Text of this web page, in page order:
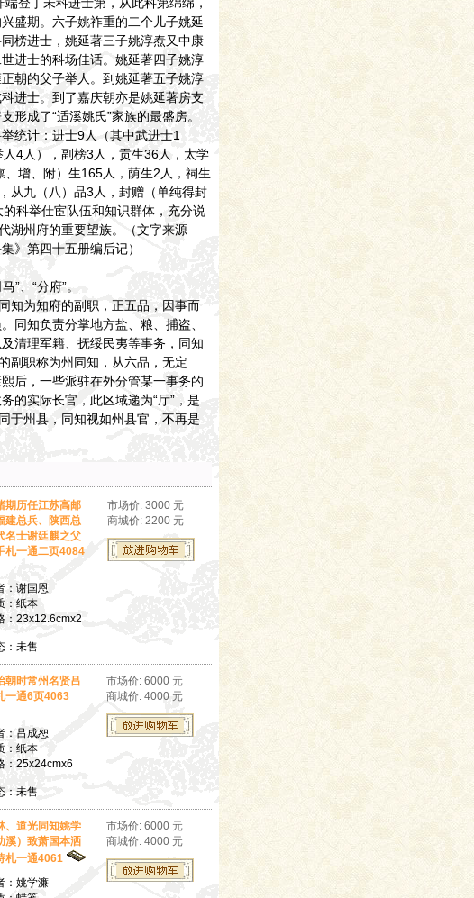
盛期。六子姚祚重的二个儿子姚延
榜进士，姚延著三子姚淳焘又中康
进士的科场佳话。姚延著四子姚淳
朝的父子举人。到姚延著五子姚淳
进士。到了嘉庆朝亦是姚延著房支
形成了“适溪姚氏”家族的最盛房。
统计：进士9人（其中武进士1
4人），副榜3人，贡生36人，太学
增、附）生165人，荫生2人，祠生
从九（八）品3人，封赠（单纯得封
科举仕宦队伍和知识群体，充分说
湖州府的重要望族。（文字来源
》第四十五册编后记）
”、“分府”。
知为知府的副职，正五品，因事而
同知负责分掌地方盐、粮、捕盗、
清理军籍、抚绥民夷等事务，同知
副职称为州同知，从六品，无定
后，一些派驻在外分管某一事务的
的实际长官，此区域递为“厅”，是
于州县，同知视如州县官，不再是
期历任江苏高邮
建总兵、陕西总
名士谢廷麒之父
札一通二页4084
：谢国恩
：纸本
：23x12.6cmx2
：未售
市场价: 3000 元
商城价: 2200 元
朝时常州名贤吕
一通6页4063
：吕成恕
：纸本
：25x24cmx6
：未售
市场价: 6000 元
商城价: 4000 元
、道光同知姚学
溪）致萧国本洒
札一通4061
：姚学濂
市场价: 6000 元
商城价: 4000 元